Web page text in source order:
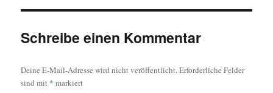
Schreibe einen Kommentar
Deine E-Mail-Adresse wird nicht veröffentlicht.Erforderliche Felder
sind mit * markiert